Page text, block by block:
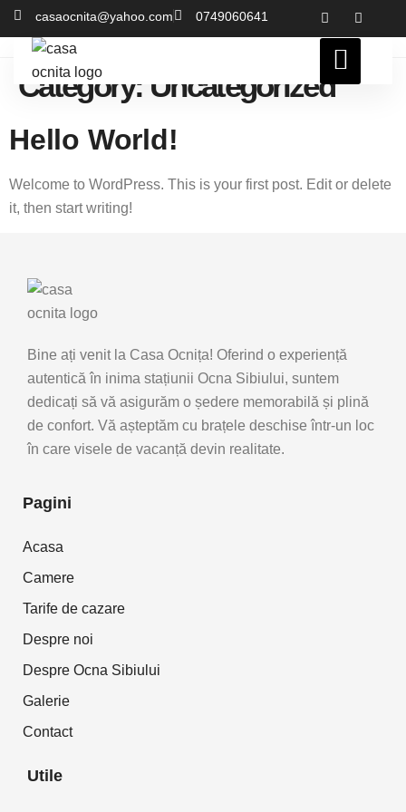
casaocnita@yahoo.com 0749060641
Category: Uncategorized
Hello World!
Welcome to WordPress. This is your first post. Edit or delete
it, then start writing!
Bine ați venit la Casa Ocnița! Oferind o experiență
autentică în inima stațiunii Ocna Sibiului, suntem
dedicați să vă asigurăm o ședere memorabilă și plină
de confort. Vă așteptăm cu brațele deschise într-un loc
în care visele de vacanță devin realitate.
Pagini
Acasa
Camere
Tarife de cazare
Despre noi
Despre Ocna Sibiului
Galerie
Contact
Utile